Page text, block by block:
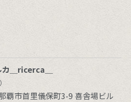
＿ricerca＿
覇市首里儀保町3-9 喜舎場ビル